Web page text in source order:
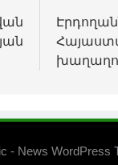
- News WordPress